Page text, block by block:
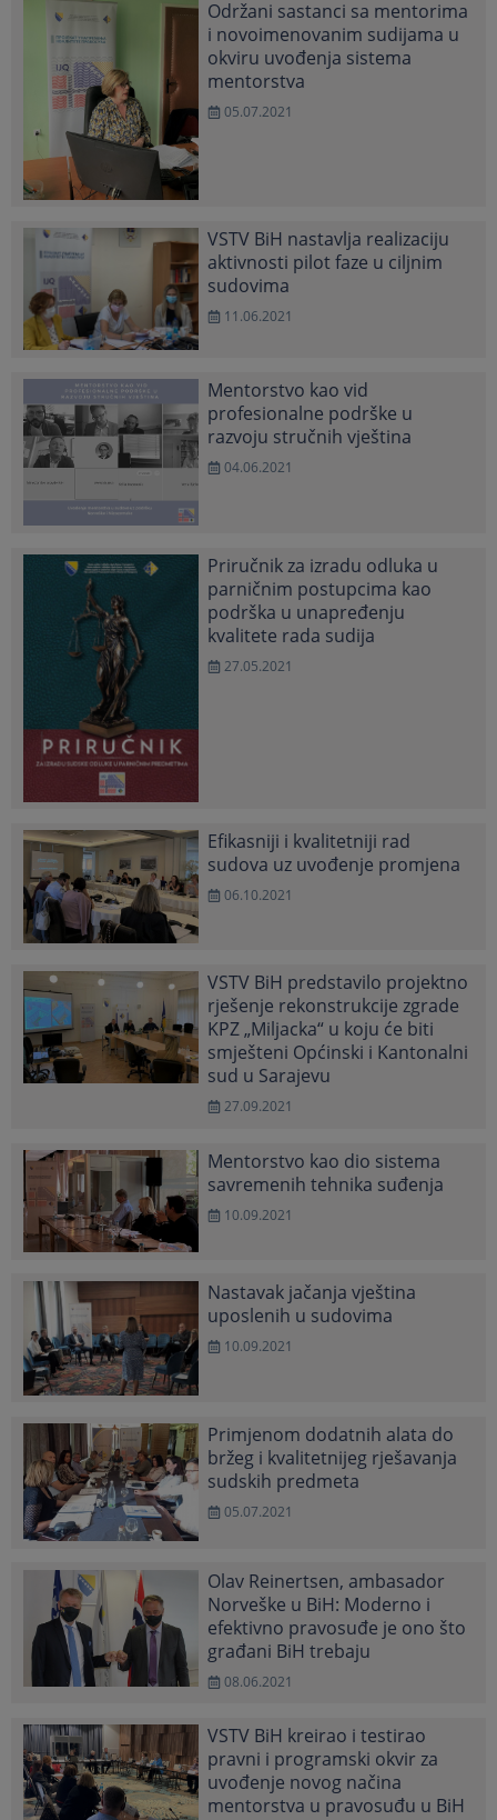
Održani sastanci sa mentorima
i novoimenovanim sudijama u
okviru uvođenja sistema
mentorstva
05.07.2021
VSTV BiH nastavlja realizaciju
aktivnosti pilot faze u ciljnim
sudovima
11.06.2021
Mentorstvo kao vid
profesionalne podrške u
razvoju stručnih vještina
04.06.2021
Priručnik za izradu odluka u
parničnim postupcima kao
podrška u unapređenju
kvalitete rada sudija
27.05.2021
Efikasniji i kvalitetniji rad
sudova uz uvođenje promjena
06.10.2021
VSTV BiH predstavilo projektno
rješenje rekonstrukcije zgrade
KPZ „Miljacka“ u koju će biti
smješteni Općinski i Kantonalni
sud u Sarajevu
27.09.2021
Mentorstvo kao dio sistema
savremenih tehnika suđenja
10.09.2021
Nastavak jačanja vještina
uposlenih u sudovima
10.09.2021
Primjenom dodatnih alata do
bržeg i kvalitetnijeg rješavanja
sudskih predmeta
05.07.2021
Olav Reinertsen, ambasador
Norveške u BiH: Moderno i
efektivno pravosuđe je ono što
građani BiH trebaju
08.06.2021
VSTV BiH kreirao i testirao
pravni i programski okvir za
uvođenje novog načina
mentorstva u pravosuđu u BiH